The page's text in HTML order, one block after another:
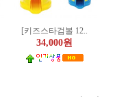
[키즈스타검볼 12..
34,000원